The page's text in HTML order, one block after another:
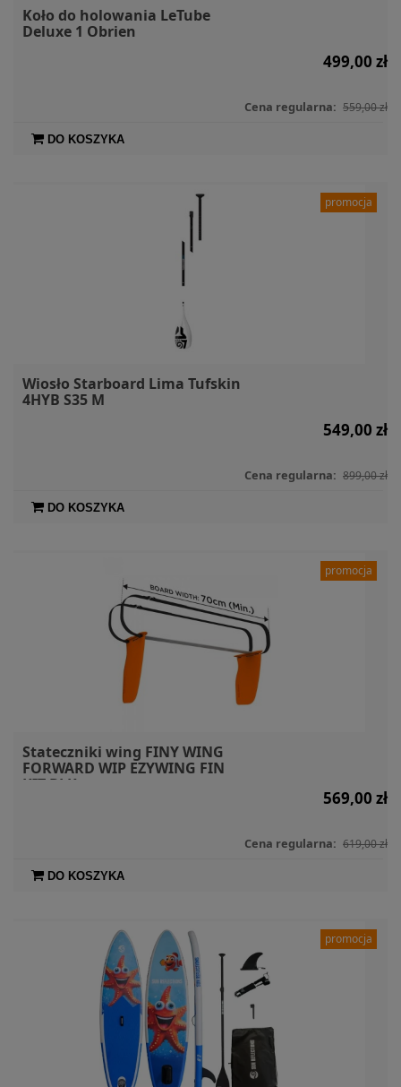
Koło do holowania LeTube
Deluxe 1 Obrien
499,00 zł
Cena regularna: 559,00 zł
DO KOSZYKA
Wiosło Starboard Lima Tufskin
4HYB S35 M
549,00 zł
Cena regularna: 899,00 zł
DO KOSZYKA
promocja
Stateczniki wing FINY WING
FORWARD WIP EZYWING FIN
KIT BLK
569,00 zł
Cena regularna: 619,00 zł
DO KOSZYKA
promocja
promocja